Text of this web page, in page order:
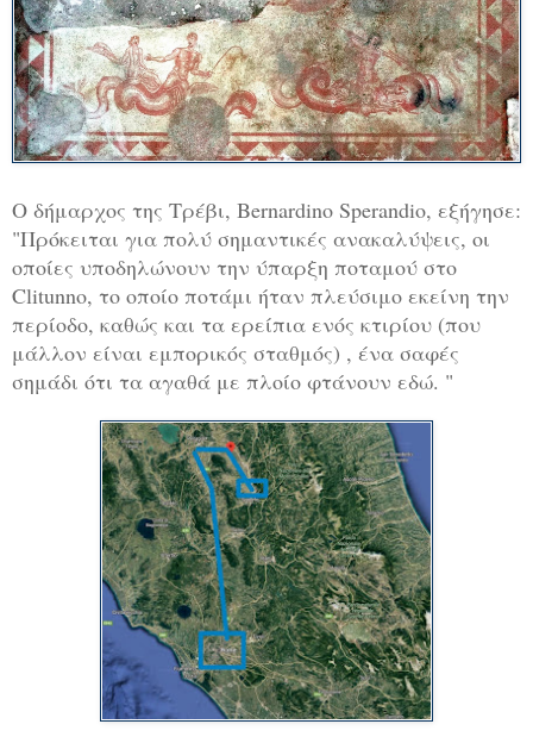
Ο δήμαρχος της Τρέβι, Bernardino Sperandio, εξήγησε:
"Πρόκειται για πολύ σημαντικές ανακαλύψεις, οι
οποίες υποδηλώνουν την ύπαρξη ποταμού στο
Clitunno, το οποίο ποτάμι ήταν πλεύσιμο εκείνη την
περίοδο, καθώς και τα ερείπια ενός κτιρίου (που
μάλλον είναι εμπορικός σταθμός) , ένα σαφές
σημάδι ότι τα αγαθά με πλοίο φτάνουν εδώ. "